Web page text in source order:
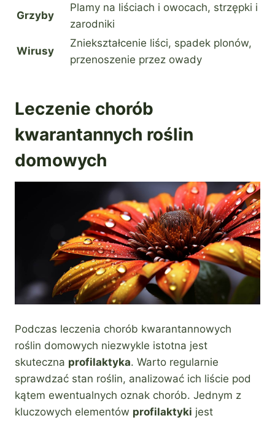
Grzyby
Plamy na liściach i owocach, strzępki i
zarodniki
Wirusy
Zniekształcenie liści, spadek plonów,
przenoszenie przez owady
Leczenie chorób
kwarantannych roślin
domowych
Podczas leczenia chorób kwarantannowych
roślin domowych niezwykle istotna jest
skuteczna profilaktyka. Warto regularnie
sprawdzać stan roślin, analizować ich liście pod
kątem ewentualnych oznak chorób. Jednym z
kluczowych elementów profilaktyki jest